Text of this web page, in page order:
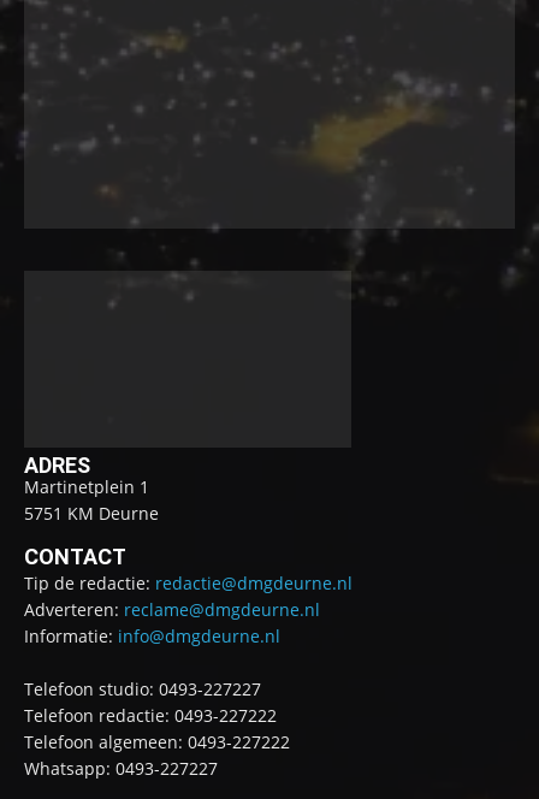
ADRES
Martinetplein 1
5751 KM Deurne
CONTACT
Tip de redactie: redactie@dmgdeurne.nl
Adverteren: reclame@dmgdeurne.nl
Informatie: info@dmgdeurne.nl
Telefoon studio: 0493-227227
Telefoon redactie: 0493-227222
Telefoon algemeen: 0493-227222
Whatsapp: 0493-227227